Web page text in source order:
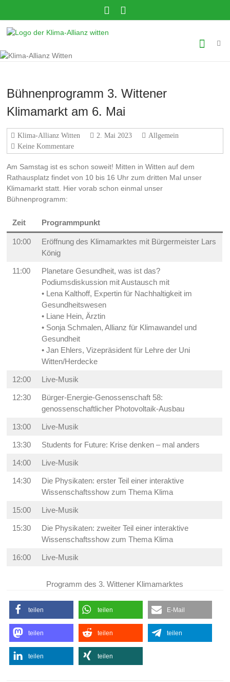
springen
Klima-
Allianz
Gemeinsam
in
eine
Zukunft!
Bühnenprogramm 3. Wittener
Klimamarkt am 6. Mai
Klima-Allianz Witten 2. Mai 2023
Allgemein
Keine Kommentare
Am Samstag ist es schon soweit! Mitten in Witten auf dem
Rathausplatz findet von 10 bis 16 Uhr zum dritten Mal unser
Klimamarkt statt. Hier vorab schon einmal unser
Bühnenprogramm:
Zeit Programmpunkt
10:00
Eröffnung des Klimamarktes mit Bürgermeister Lars
König
11:00
Planetare Gesundheit, was ist das?
Podiumsdiskussion mit Austausch mit
• Lena Kalthoff, Expertin für Nachhaltigkeit im
Gesundheitswesen
• Liane Hein, Ärztin
• Sonja Schmalen, Allianz für Klimawandel und
Gesundheit
• Jan Ehlers, Vizepräsident für Lehre der Uni
Witten/Herdecke
12:00 Live-Musik
12:30
Bürger-Energie-Genossenschaft 58:
genossenschaftlicher Photovoltaik-Ausbau
13:00 Live-Musik
13:30 Students for Future: Krise denken – mal anders
14:00 Live-Musik
14:30
Die Physikaten: erster Teil einer interaktive
Wissenschaftsshow zum Thema Klima
15:00 Live-Musik
15:30
Die Physikaten: zweiter Teil einer interaktive
Wissenschaftsshow zum Thema Klima
16:00 Live-Musik
Programm des 3. Wittener Klimamarktes
teilen teilen E-Mail
teilen teilen teilen
teilen teilen